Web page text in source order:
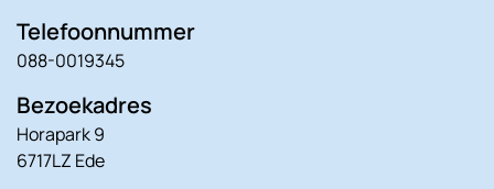
Telefoonnummer
088-0019345
Bezoekadres
Horapark 9
6717LZ Ede